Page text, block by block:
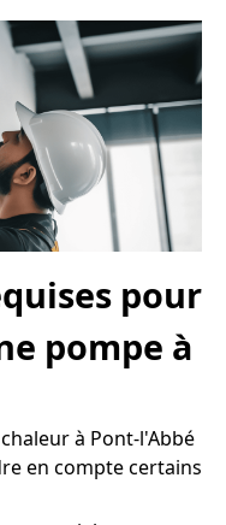
pour
pompe à
à Pont-l'Abbé
en compte certains